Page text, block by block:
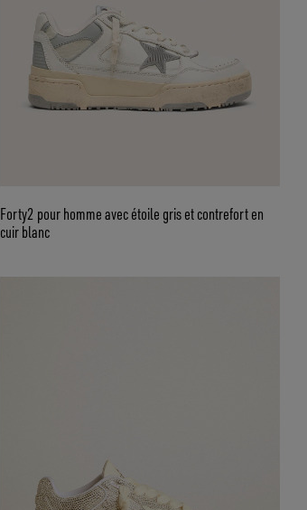
Forty2 pour homme avec étoile gris et contrefort en
cuir blanc